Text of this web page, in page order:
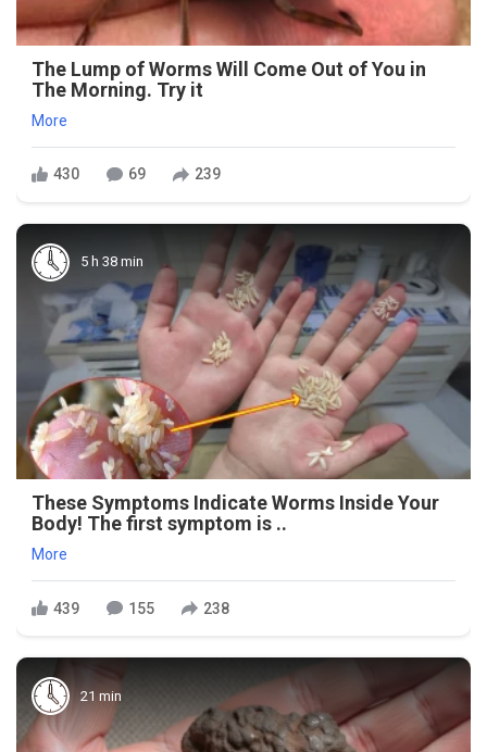
The Lump of Worms Will Come Out of You in
The Morning. Try it
More
430 69 239
5 h 38 min
These Symptoms Indicate Worms Inside Your
Body! The first symptom is ..
More
439 155 238
21 min